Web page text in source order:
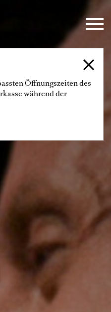
Öffnungszeiten des
während der